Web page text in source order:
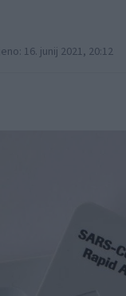
16. junij 2021, 20:12